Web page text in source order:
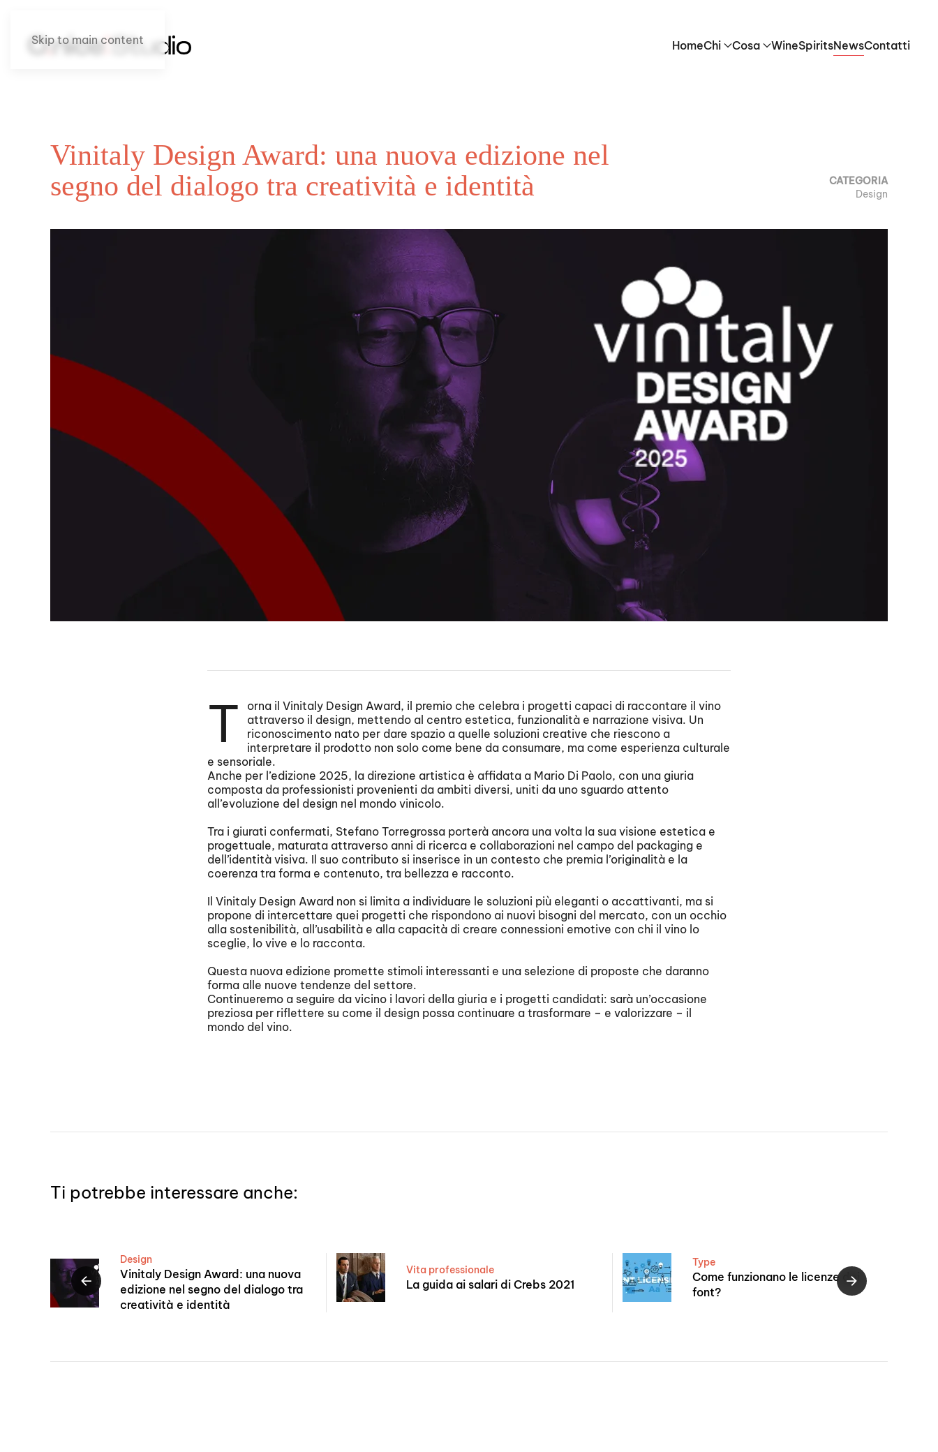
Skip to main content HomeChi Cosa WineSpiritsNewsContatti
Vinitaly Design Award: una nuova edizione nel
segno del dialogo tra creatività e identità
CATEGORIA
Design
T
orna il Vinitaly Design Award, il premio che celebra i progetti capaci di raccontare il vino
attraverso il design, mettendo al centro estetica, funzionalità e narrazione visiva. Un
riconoscimento nato per dare spazio a quelle soluzioni creative che riescono a
interpretare il prodotto non solo come bene da consumare, ma come esperienza culturale
e sensoriale.
Anche per l’edizione 2025, la direzione artistica è affidata a Mario Di Paolo, con una giuria
composta da professionisti provenienti da ambiti diversi, uniti da uno sguardo attento
all’evoluzione del design nel mondo vinicolo.
Tra i giurati confermati, Stefano Torregrossa porterà ancora una volta la sua visione estetica e
progettuale, maturata attraverso anni di ricerca e collaborazioni nel campo del packaging e
dell’identità visiva. Il suo contributo si inserisce in un contesto che premia l’originalità e la
coerenza tra forma e contenuto, tra bellezza e racconto.
Il Vinitaly Design Award non si limita a individuare le soluzioni più eleganti o accattivanti, ma si
propone di intercettare quei progetti che rispondono ai nuovi bisogni del mercato, con un occhio
alla sostenibilità, all’usabilità e alla capacità di creare connessioni emotive con chi il vino lo
sceglie, lo vive e lo racconta.
Questa nuova edizione promette stimoli interessanti e una selezione di proposte che daranno
forma alle nuove tendenze del settore.
Continueremo a seguire da vicino i lavori della giuria e i progetti candidati: sarà un’occasione
preziosa per riflettere su come il design possa continuare a trasformare – e valorizzare – il
mondo del vino.
Ti potrebbe interessare anche:
Design
Vinitaly Design Award: una nuova
edizione nel segno del dialogo tra
creatività e identità
Vita professionale
La guida ai salari di Crebs 2021
Type
Come funzionano le licenze dei
font?